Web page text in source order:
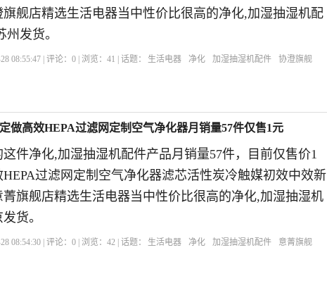
旗舰店精选生活电器当中性价比很高的净化,加湿抽湿机配
发货。
08:55:47 | 评论：0 | 浏览：41 | 话题： 生活电器 净化 加湿抽湿机配件
协澄旗舰
做高效HEPA过滤网定制空气净化器月销量57件仅售1元
件净化,加湿抽湿机配件产品月销量57件，目前仅售价1
过滤网定制空气净化器滤芯活性炭冷触媒初效中效新
菁旗舰店精选生活电器当中性价比很高的净化,加湿抽湿机
货。
08:54:30 | 评论：0 | 浏览：42 | 话题： 生活电器 净化 加湿抽湿机配件
意菁旗舰